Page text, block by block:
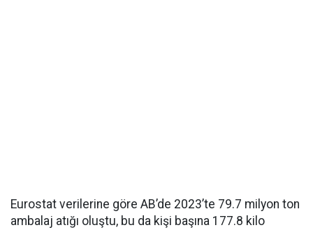
Eurostat verilerine göre AB’de 2023’te 79.7 milyon ton
ambalaj atığı oluştu, bu da kişi başına 177.8 kilo